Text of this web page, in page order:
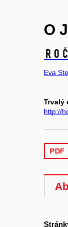
O
Eva
Trvalý
http://
PDF